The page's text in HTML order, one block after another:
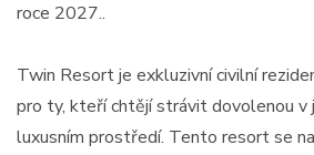
roce 2027..
Twin Resort je exkluzivní civilní
pro ty, kteří chtějí strávit dovolenou v
luxusním prostředí. Tento resort se